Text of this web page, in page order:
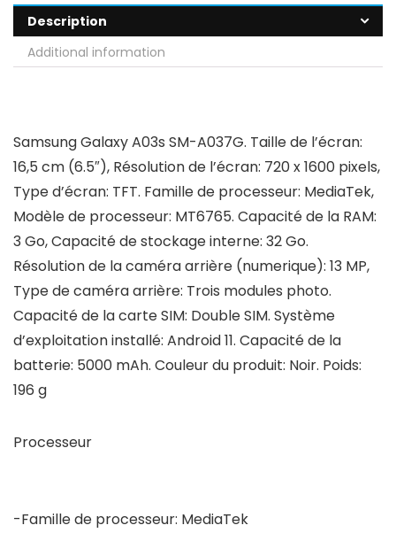
Description
Additional information
Samsung Galaxy A03s SM-A037G. Taille de l’écran:
16,5 cm (6.5″), Résolution de l’écran: 720 x 1600 pixels,
Type d’écran: TFT. Famille de processeur: MediaTek,
Modèle de processeur: MT6765. Capacité de la RAM:
3 Go, Capacité de stockage interne: 32 Go.
Résolution de la caméra arrière (numerique): 13 MP,
Type de caméra arrière: Trois modules photo.
Capacité de la carte SIM: Double SIM. Système
d’exploitation installé: Android 11. Capacité de la
batterie: 5000 mAh. Couleur du produit: Noir. Poids:
196 g
Processeur
-Famille de processeur: MediaTek